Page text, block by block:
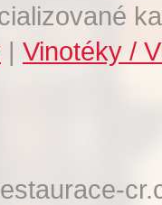
| Vinotéky /